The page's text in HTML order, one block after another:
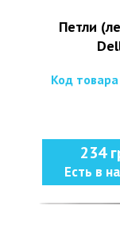
Петли
Код
234
Есть в